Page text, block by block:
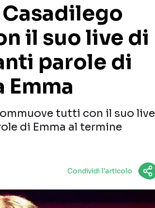
il suo live di
parole di
Emma
tutti con il suo live
di Emma al termine
Condividi l'articolo